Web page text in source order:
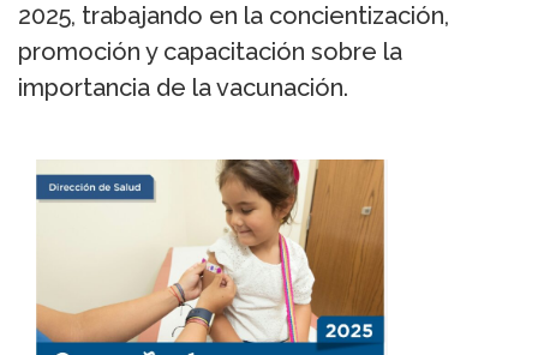
2025, trabajando en la concientización,
promoción y capacitación sobre la
importancia de la vacunación.